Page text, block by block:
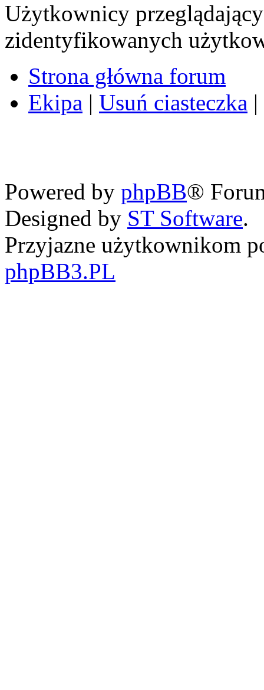
Użytkownicy
zidentyfikowanych
Strona główna forum
Ekipa | Usuń ciasteczka |
Powered by phpBB®
Designed by ST Software.
Przyjazne użytkownikom
phpBB3.PL